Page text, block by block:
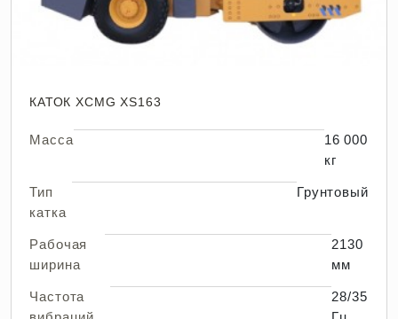
КАТОК XCMG XS163
Масса
16 000
кг
Тип
катка
Грунтовый
Рабочая
ширина
2130
мм
Частота
28/35